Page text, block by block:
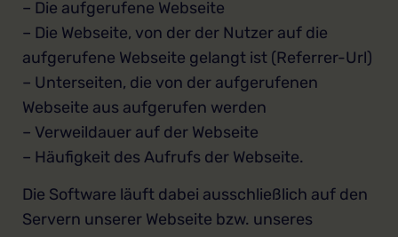
– Die aufgerufene Webseite
– Die Webseite, von der der Nutzer auf die
aufgerufene Webseite gelangt ist (Referrer-Url)
– Unterseiten, die von der aufgerufenen
Webseite aus aufgerufen werden
– Verweildauer auf der Webseite
– Häufigkeit des Aufrufs der Webseite.
Die Software läuft dabei ausschließlich auf den
Servern unserer Webseite bzw. unseres